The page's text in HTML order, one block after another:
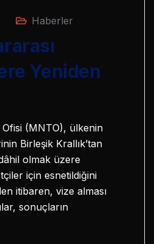
Haberler
Yeniden
(MNTO), ülkenin
Birleşik Krallık’tan
olmak üzere
için esnetildiğini
itibaren, vize alması
sonuçların